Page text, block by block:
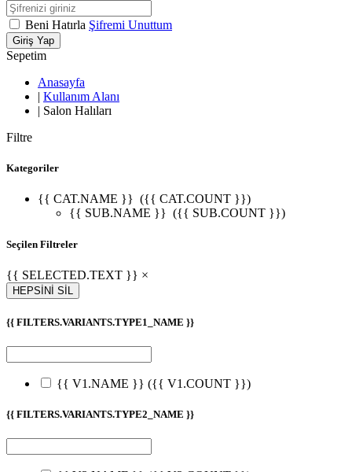
Beni Hatırla Şifremi Unuttum
Giriş Yap
Sepetim
Anasayfa
| Kullanım Alanı
| Salon Halıları
Filtre
Kategoriler
{{ CAT.NAME }} ({{ CAT.COUNT }})
{{ SUB.NAME }} ({{ SUB.COUNT }})
Seçilen Filtreler
{{ SELECTED.TEXT }} ×
HEPSİNİ SİL
{{ FILTERS.VARIANTS.TYPE1_NAME }}
{{ V1.NAME }} ({{ V1.COUNT }})
{{ FILTERS.VARIANTS.TYPE2_NAME }}